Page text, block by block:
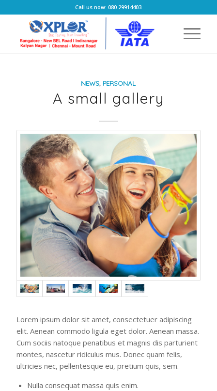
Call us now: 080 29914403
NEWS, PERSONAL
A small gallery
Lorem ipsum dolor sit amet, consectetuer adipiscing
elit. Aenean commodo ligula eget dolor. Aenean massa.
Cum sociis natoque penatibus et magnis dis parturient
montes, nascetur ridiculus mus. Donec quam felis,
ultricies nec, pellentesque eu, pretium quis, sem.
Nulla consequat massa quis enim.